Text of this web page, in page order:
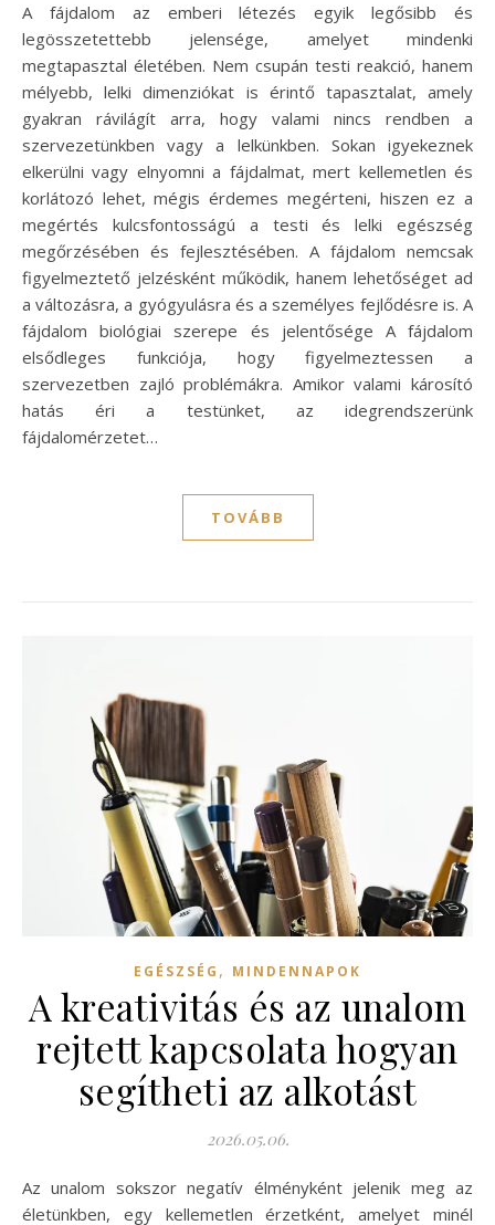
A fájdalom az emberi létezés egyik legősibb és
legösszetettebb jelensége, amelyet mindenki
megtapasztal életében. Nem csupán testi reakció, hanem
mélyebb, lelki dimenziókat is érintő tapasztalat, amely
gyakran rávilágít arra, hogy valami nincs rendben a
szervezetünkben vagy a lelkünkben. Sokan igyekeznek
elkerülni vagy elnyomni a fájdalmat, mert kellemetlen és
korlátozó lehet, mégis érdemes megérteni, hiszen ez a
megértés kulcsfontosságú a testi és lelki egészség
megőrzésében és fejlesztésében. A fájdalom nemcsak
figyelmeztető jelzésként működik, hanem lehetőséget ad
a változásra, a gyógyulásra és a személyes fejlődésre is. A
fájdalom biológiai szerepe és jelentősége A fájdalom
elsődleges funkciója, hogy figyelmeztessen a
szervezetben zajló problémákra. Amikor valami károsító
hatás éri a testünket, az idegrendszerünk
fájdalomérzetet…
TOVÁBB
EGÉSZSÉG , MINDENNAPOK
A kreativitás és az unalom
rejtett kapcsolata hogyan
segítheti az alkotást
2026.05.06.
Az unalom sokszor negatív élményként jelenik meg az
életünkben, egy kellemetlen érzetként, amelyet minél